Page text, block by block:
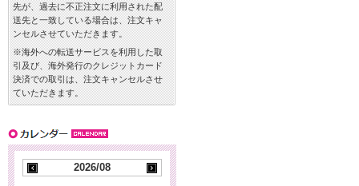
先が、過去に不正注文に利用された配
送先と一致している場合は、注文キャ
ンセルさせていただきます。
※海外への転送サービスを利用した取
引及び、海外発行のクレジットカード
決済での取引は、注文キャンセルさせ
ていただきます。
2026/08